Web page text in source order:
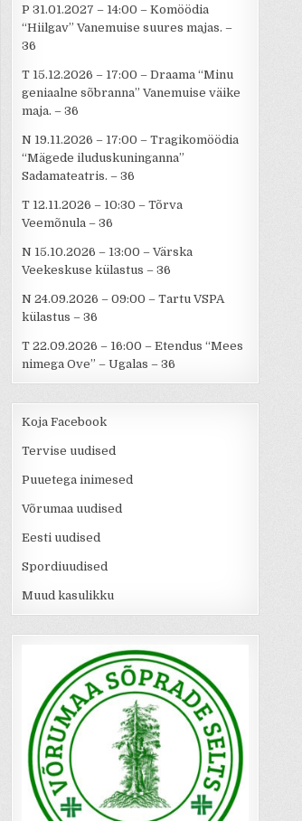
P 31.01.2027 – 14:00 – Komöödia
“Hiilgav” Vanemuise suures majas. –
36
T 15.12.2026 – 17:00 – Draama “Minu
geniaalne sõbranna” Vanemuise väike
maja. – 36
N 19.11.2026 – 17:00 – Tragikomöödia
“Mägede iluduskuninganna”
Sadamateatris. – 36
T 12.11.2026 – 10:30 – Tõrva
Veemõnula – 36
N 15.10.2026 – 13:00 – Värska
Veekeskuse külastus – 36
N 24.09.2026 – 09:00 – Tartu VSPA
külastus – 36
T 22.09.2026 – 16:00 – Etendus “Mees
nimega Ove” – Ugalas – 36
Koja Facebook
Tervise uudised
Puuetega inimesed
Võrumaa uudised
Eesti uudised
Spordiuudised
Muud kasulikku